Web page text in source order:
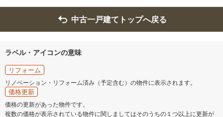
中古一戸建てトップへ戻る
ラベル・アイコンの意味
リフォーム
リノベーション・リフォーム済み（予定含む）の物件に表示されます。
価格更新
価格の更新があった物件です。
複数の価格が表示されている物件に関しましてはそのうちの１つ以上に更新が